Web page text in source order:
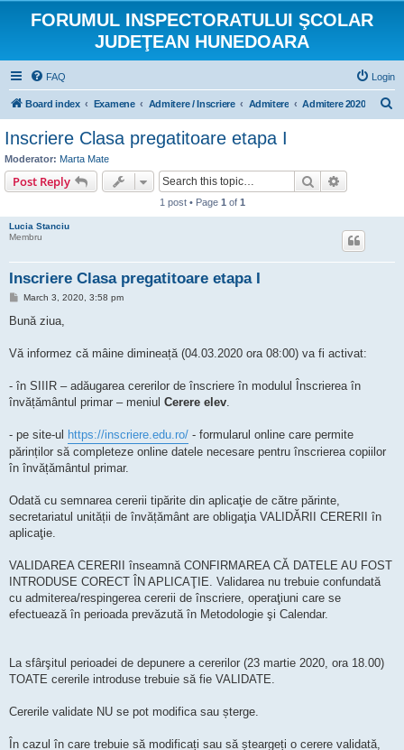
FORUMUL INSPECTORATULUI ŞCOLAR
JUDEŢEAN HUNEDOARA
FAQ Login
Board index Examene Admitere / Inscriere Admitere Admitere 2020
Inscriere Clasa pregatitoare etapa I
Moderator: Marta Mate
Post Reply Search
1 post • Page 1 of 1
Lucia Stanciu
Membru
Inscriere Clasa pregatitoare etapa I
P
s
March 3, 2020, 3:58 pm
Bună ziua,
Vă informez că mâine dimineață (04.03.2020 ora 08:00) va fi activat:
- în SIIIR – adăugarea cererilor de înscriere în modulul Înscrierea în
învățământul primar – meniul Cerere elev
- pe site-ul https://inscriere.edu.ro/ - formularul online care permite
părinților să completeze online datele necesare pentru înscrierea copiilor
în învățământul primar.
Odată cu semnarea cererii tipărite din aplicaţie de către părinte,
secretariatul unității de învățământ are obligaţia VALIDĂRII CERERII în
aplicaţie.
VALIDAREA CERERII înseamnă CONFIRMAREA CĂ DATELE AU FOST
INTRODUSE CORECT ÎN APLICAŢIE. Validarea nu trebuie confundată
cu admiterea/respingerea cererii de înscriere, operaţiuni care se
efectuează în perioada prevăzută în Metodologie şi Calendar.
La sfârşitul perioadei de depunere a cererilor (23 martie 2020, ora 18.00)
TOATE cererile introduse trebuie să fie VALIDATE.
Cererile validate NU se pot modifica sau șterge.
În cazul în care trebuie să modificați sau să șteargeți o cerere validată,